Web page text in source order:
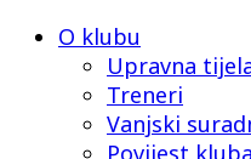
O klubu
Upravna
Treneri
Vanjski
Povijest kluba